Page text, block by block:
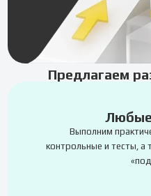
Предлагаем
Выполним
контрольные и тесты, а